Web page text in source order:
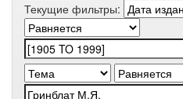
Текущие фильтры: